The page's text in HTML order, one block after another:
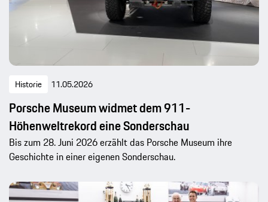
Historie 11.05.2026
Porsche Museum widmet dem 911-
Höhenweltrekord eine Sonderschau
Bis zum 28. Juni 2026 erzählt das Porsche Museum ihre
Geschichte in einer eigenen Sonderschau.